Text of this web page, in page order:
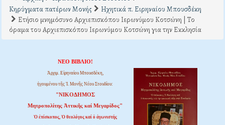
Κηρύγματα πατέρων Μονής
Ηχητικά π. Ειρηναίου Μπουσδέκη
Ετήσιο μνημόσυνο Αρχιεπισκόπου Ιερωνύμου Κοτσώνη | Το
όραμα του Αρχιεπισκόπου Ιερωνύμου Κοτσώνη για την Εκκλησία
ΝΕΟ ΒΙΒΛΙΟ!
Ἀρχιμ. Εἰρηναίου Μπουσδέκη,
ἡγουμένου τῆς Ἱ. Μονῆς Νέου Στουδίου:
"ΝΙΚΟΔΗΜΟΣ
Μητροπολίτης Ἀττικῆς καί Μεγαρίδος"
Ὁ ἐπίσκοπος, Ὁ θεολόγος καί ὁ ἀγωνιστής